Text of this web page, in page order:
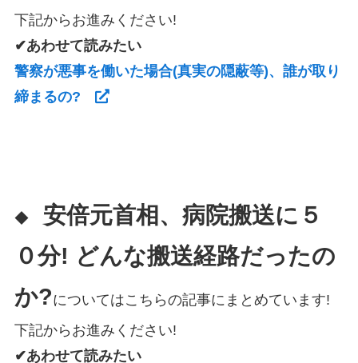
下記からお進みください!
✔あわせて読みたい
警察が悪事を働いた場合(真実の隠蔽等)、誰が取り
締まるの?
◆ 安倍元首相、病院搬送に５
０分! どんな搬送経路だったの
か?についてはこちらの記事にまとめています!
下記からお進みください!
✔あわせて読みたい